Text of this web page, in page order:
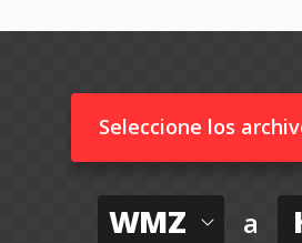
Seleccione los
WMZ a